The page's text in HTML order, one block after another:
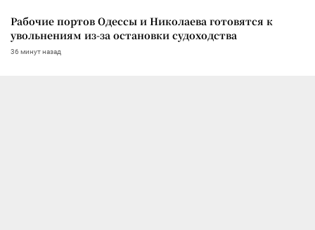
Рабочие портов Одессы и Николаева готовятся к
увольнениям из-за остановки судоходства
36 минут назад